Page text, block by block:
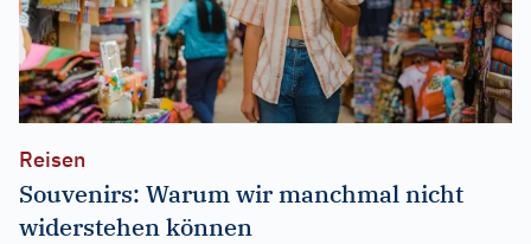
Reisen
Souvenirs: Warum wir manchmal nicht
widerstehen können